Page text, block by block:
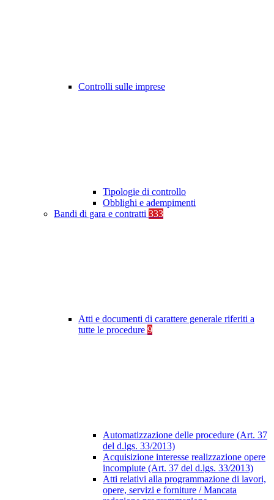
Controlli sulle imprese
Tipologie di controllo
Obblighi e adempimenti
Bandi di gara e contratti 333
Atti e documenti di carattere generale riferiti a
tutte le procedure 9
Automatizzazione delle procedure (Art. 37
del d.lgs. 33/2013)
Acquisizione interesse realizzazione opere
incompiute (Art. 37 del d.lgs. 33/2013)
Atti relativi alla programmazione di lavori,
opere, servizi e forniture / Mancata